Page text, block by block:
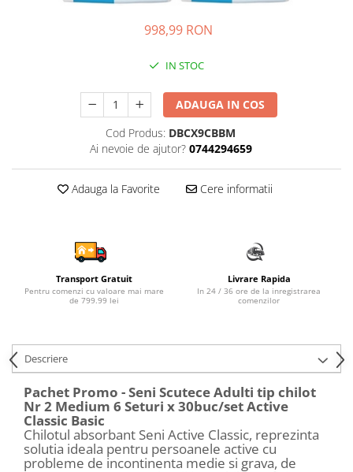
Igiena si ingrijire
Cadite bebe si accesorii baie
Creme si lotiuni de corp copii
Olite si reductoare WC
Sampon si balsam copii
Sapun & Gel de dus copii
Tampoane pentru San
Ateliere si bancuri de lucru
Bucatarii copii
Cuburi si caramizi
Elicoptere, avioane si nave de
jucarie
Figurine
Frumusete, bijuterii si accesorii
fetite
998,99 RON
IN STOC
ADAUGA IN COS
Cod Produs: DBCX9CBBM
Ai nevoie de ajutor? 0744294659
Adauga la Favorite Cere informatii
Transport Gratuit
Pentru comenzi cu valoare mai mare
de 799.99 lei
Livrare Rapida
In 24 / 36 ore de la inregistrarea
comenzilor
Descriere
Pachet Promo - Seni Scutece Adulti tip chilot
Nr 2 Medium 6 Seturi x 30buc/set Active
Classic Basic
Chilotul absorbant Seni Active Classic, reprezinta
solutia ideala pentru persoanele active cu
probleme de incontinenta medie si grava, de